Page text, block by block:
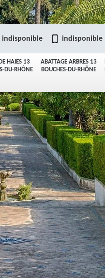
HAIES 13
DU-RHÔNE
ABATTAGE ARBRES 13
BOUCHES-DU-RHÔNE
indisponible indisponible